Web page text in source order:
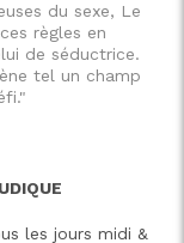
du sexe, Le
règles en
de séductrice.
tel un champ
les jours midi &